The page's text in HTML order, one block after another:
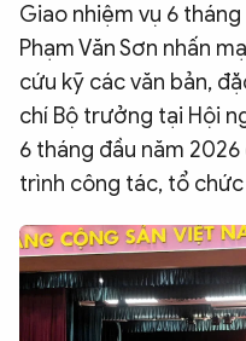
Giao nhiệm vụ 6
Phạm Văn Sơn nhấn
cứu kỹ các văn bản,
chí Bộ trưởng tại Hội
6 tháng đầu năm
trình công tác, tổ